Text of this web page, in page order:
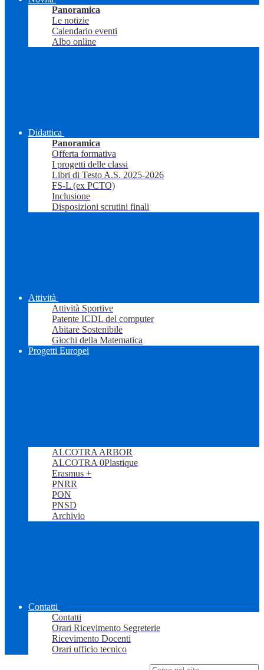
Panoramica
Le notizie
Calendario eventi
Albo online
Didattica
Panoramica
Offerta formativa
I progetti delle classi
Libri di Testo A.S. 2025-2026
FS-L (ex PCTO)
Inclusione
Disposizioni scrutini finali
Attività
Attività Sportive
Patente ICDL del computer
Abitare Sostenibile
Giochi della Matematica
Progetti Europei
ALCOTRA ARBOR
ALCOTRA 0Plastique
Erasmus +
PNRR
PON
PNSD
Archivio
Contatti
Contatti
Orari Ricevimento Segreterie
Ricevimento Docenti
Orari ufficio tecnico